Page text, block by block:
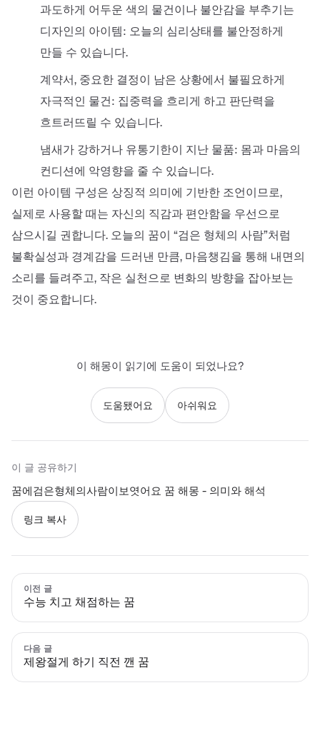
과도하게 어두운 색의 물건이나 불안감을 부추기는
디자인의 아이템: 오늘의 심리상태를 불안정하게
만들 수 있습니다.
계약서, 중요한 결정이 남은 상황에서 불필요하게
자극적인 물건: 집중력을 흐리게 하고 판단력을
흐트러뜨릴 수 있습니다.
냄새가 강하거나 유통기한이 지난 물품: 몸과 마음의
컨디션에 악영향을 줄 수 있습니다.
이런 아이템 구성은 상징적 의미에 기반한 조언이므로,
실제로 사용할 때는 자신의 직감과 편안함을 우선으로
삼으시길 권합니다. 오늘의 꿈이 “검은 형체의 사람”처럼
불확실성과 경계감을 드러낸 만큼, 마음챙김을 통해 내면의
소리를 들려주고, 작은 실천으로 변화의 방향을 잡아보는
것이 중요합니다.
이 해몽이 읽기에 도움이 되었나요?
도움됐어요 아쉬워요
이 글 공유하기
꿈에검은형체의사람이보엿어요 꿈 해몽 - 의미와 해석
링크 복사
이전 글
수능 치고 채점하는 꿈
다음 글
제왕절게 하기 직전 깬 꿈